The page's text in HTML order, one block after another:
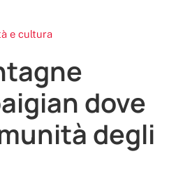
e cultura
dove
degli